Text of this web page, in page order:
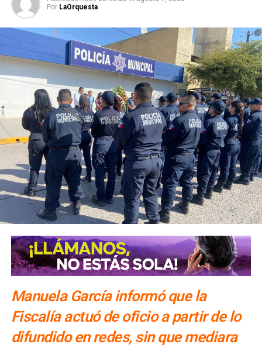
Alonso explicó que hay viajeros reservando estancias de
al menos una noche. Además de la Fenapo, invitó a
conocer las cuatro regiones del estado con estancias de
una o dos noches.
El número exacto de paquetes vendidos o apartados por
las agencias solo se conocerá al cierre de la temporada,
dijo Alonso.
También lee:Gallardo arranca operativo de seguridad para
Fenapo 2026
Por LaOrquesta
Manuela García informó que la
Fiscalía actuó de oficio a partir de lo
difundido en redes, sin que mediara